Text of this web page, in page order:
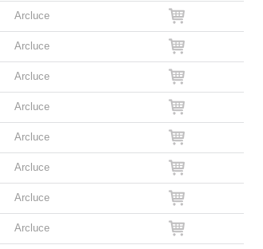
Arcluce
Arcluce
Arcluce
Arcluce
Arcluce
Arcluce
Arcluce
Arcluce